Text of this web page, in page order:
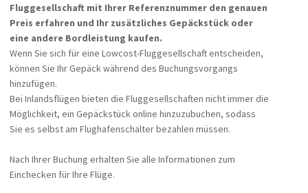
Fluggesellschaft mit Ihrer Referenznummer den genauen
Preis erfahren und Ihr zusätzliches Gepäckstück oder
eine andere Bordleistung kaufen.
Wenn Sie sich für eine Lowcost-Fluggesellschaft entscheiden,
können Sie Ihr Gepäck während des Buchungsvorgangs
hinzufügen.
Bei Inlandsflügen bieten die Fluggesellschaften nicht immer die
Möglichkeit, ein Gepäckstück online hinzuzubuchen, sodass
Sie es selbst am Flughafenschalter bezahlen müssen.
Nach Ihrer Buchung erhalten Sie alle Informationen zum
Einchecken für Ihre Flüge.